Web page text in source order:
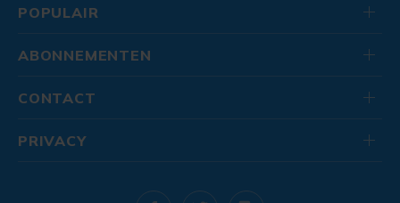
POPULAIR
ABONNEMENTEN
CONTACT
PRIVACY